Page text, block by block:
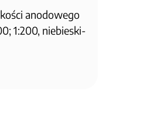
anodowego
1:200, niebieski-